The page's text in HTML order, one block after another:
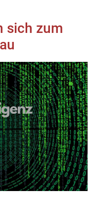
sich zum